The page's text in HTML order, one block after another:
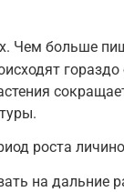
Чем больше
роста
на дальние